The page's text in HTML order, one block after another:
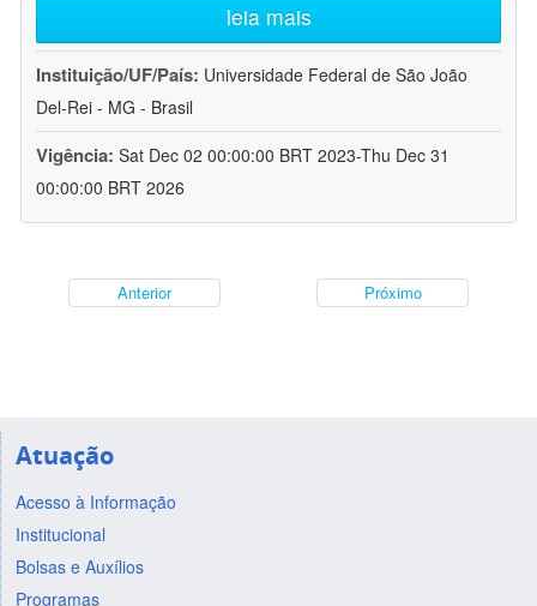
leia mais
Instituição/UF/País: Universidade Federal de São João
Del-Rei - MG - Brasil
Vigência: Sat Dec 02 00:00:00 BRT 2023-Thu Dec 31
00:00:00 BRT 2026
Anterior Próximo
Atuação
Acesso à Informação
Institucional
Bolsas e Auxílios
Programas